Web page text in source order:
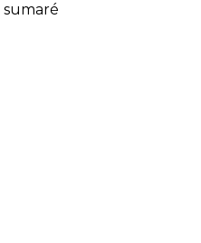
sumaré